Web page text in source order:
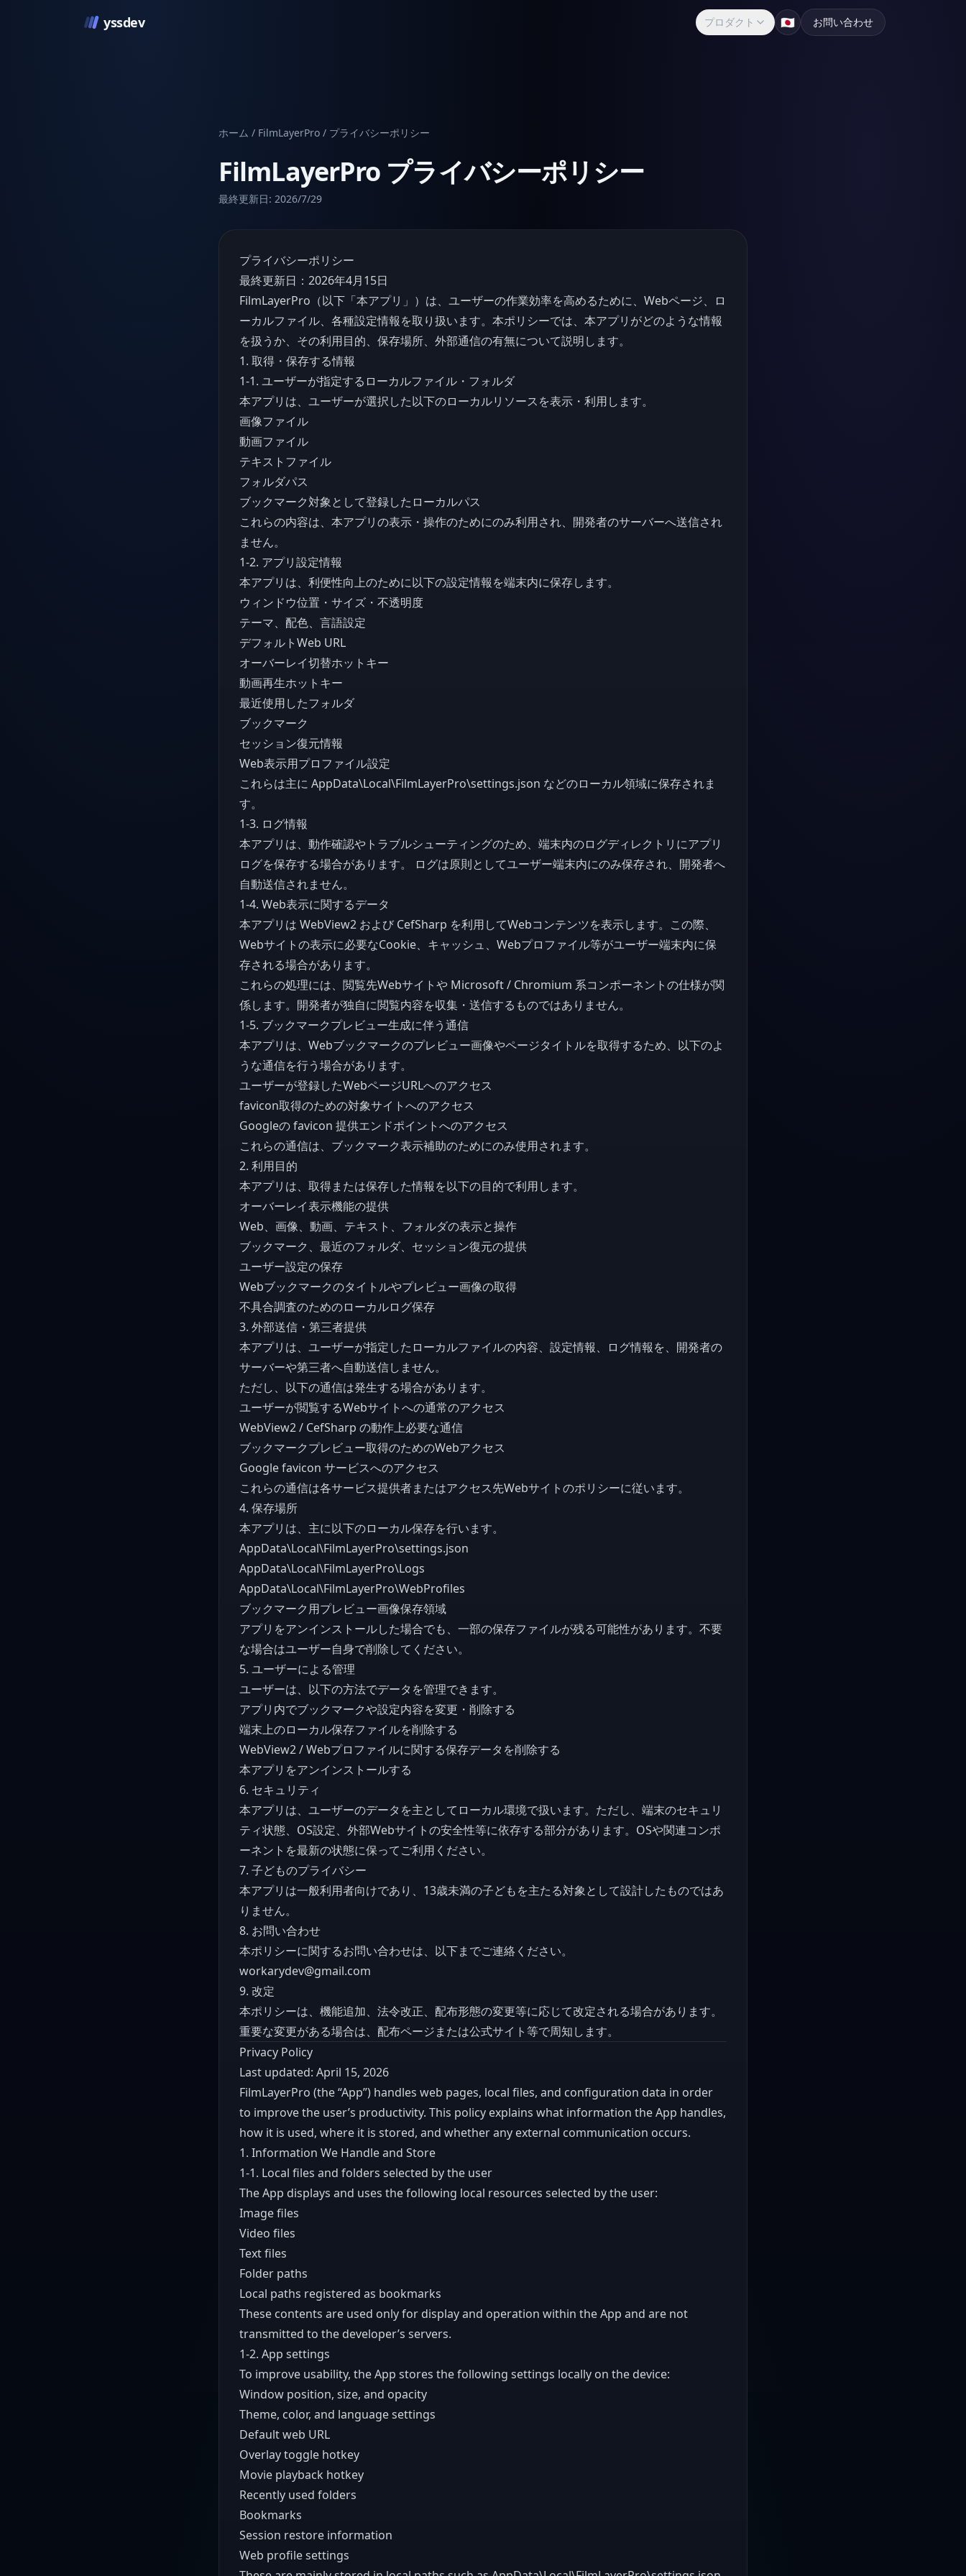
yssdev プロダクト 🇯🇵 お問い合わせ
ホーム / FilmLayerPro / プライバシーポリシー
FilmLayerPro プライバシーポリシー
最終更新日: 2026/7/29
プライバシーポリシー
最終更新日：2026年4月15日
FilmLayerPro（以下「本アプリ」）は、ユーザーの作業効率を高めるために、Webページ、ロ
ーカルファイル、各種設定情報を取り扱います。本ポリシーでは、本アプリがどのような情報
を扱うか、その利用目的、保存場所、外部通信の有無について説明します。
1. 取得・保存する情報
1-1. ユーザーが指定するローカルファイル・フォルダ
本アプリは、ユーザーが選択した以下のローカルリソースを表示・利用します。
画像ファイル
動画ファイル
テキストファイル
フォルダパス
ブックマーク対象として登録したローカルパス
これらの内容は、本アプリの表示・操作のためにのみ利用され、開発者のサーバーへ送信され
ません。
1-2. アプリ設定情報
本アプリは、利便性向上のために以下の設定情報を端末内に保存します。
ウィンドウ位置・サイズ・不透明度
テーマ、配色、言語設定
デフォルトWeb URL
オーバーレイ切替ホットキー
動画再生ホットキー
最近使用したフォルダ
ブックマーク
セッション復元情報
Web表示用プロファイル設定
これらは主に AppData\Local\FilmLayerPro\settings.json などのローカル領域に保存されま
す。
1-3. ログ情報
本アプリは、動作確認やトラブルシューティングのため、端末内のログディレクトリにアプリ
ログを保存する場合があります。 ログは原則としてユーザー端末内にのみ保存され、開発者へ
自動送信されません。
1-4. Web表示に関するデータ
本アプリは WebView2 および CefSharp を利用してWebコンテンツを表示します。この際、
Webサイトの表示に必要なCookie、キャッシュ、Webプロファイル等がユーザー端末内に保
存される場合があります。
これらの処理には、閲覧先Webサイトや Microsoft / Chromium 系コンポーネントの仕様が関
係します。開発者が独自に閲覧内容を収集・送信するものではありません。
1-5. ブックマークプレビュー生成に伴う通信
本アプリは、Webブックマークのプレビュー画像やページタイトルを取得するため、以下のよ
うな通信を行う場合があります。
ユーザーが登録したWebページURLへのアクセス
favicon取得のための対象サイトへのアクセス
Googleの favicon 提供エンドポイントへのアクセス
これらの通信は、ブックマーク表示補助のためにのみ使用されます。
2. 利用目的
本アプリは、取得または保存した情報を以下の目的で利用します。
オーバーレイ表示機能の提供
Web、画像、動画、テキスト、フォルダの表示と操作
ブックマーク、最近のフォルダ、セッション復元の提供
ユーザー設定の保存
Webブックマークのタイトルやプレビュー画像の取得
不具合調査のためのローカルログ保存
3. 外部送信・第三者提供
本アプリは、ユーザーが指定したローカルファイルの内容、設定情報、ログ情報を、開発者の
サーバーや第三者へ自動送信しません。
ただし、以下の通信は発生する場合があります。
ユーザーが閲覧するWebサイトへの通常のアクセス
WebView2 / CefSharp の動作上必要な通信
ブックマークプレビュー取得のためのWebアクセス
Google favicon サービスへのアクセス
これらの通信は各サービス提供者またはアクセス先Webサイトのポリシーに従います。
4. 保存場所
本アプリは、主に以下のローカル保存を行います。
AppData\Local\FilmLayerPro\settings.json
AppData\Local\FilmLayerPro\Logs
AppData\Local\FilmLayerPro\WebProfiles
ブックマーク用プレビュー画像保存領域
アプリをアンインストールした場合でも、一部の保存ファイルが残る可能性があります。不要
な場合はユーザー自身で削除してください。
5. ユーザーによる管理
ユーザーは、以下の方法でデータを管理できます。
アプリ内でブックマークや設定内容を変更・削除する
端末上のローカル保存ファイルを削除する
WebView2 / Webプロファイルに関する保存データを削除する
本アプリをアンインストールする
6. セキュリティ
本アプリは、ユーザーのデータを主としてローカル環境で扱います。ただし、端末のセキュリ
ティ状態、OS設定、外部Webサイトの安全性等に依存する部分があります。OSや関連コンポ
ーネントを最新の状態に保ってご利用ください。
7. 子どものプライバシー
本アプリは一般利用者向けであり、13歳未満の子どもを主たる対象として設計したものではあ
りません。
8. お問い合わせ
本ポリシーに関するお問い合わせは、以下までご連絡ください。
workarydev@gmail.com
9. 改定
本ポリシーは、機能追加、法令改正、配布形態の変更等に応じて改定される場合があります。
重要な変更がある場合は、配布ページまたは公式サイト等で周知します。
Privacy Policy
Last updated: April 15, 2026
FilmLayerPro (the “App”) handles web pages, local files, and configuration data in order
to improve the user’s productivity. This policy explains what information the App handles,
how it is used, where it is stored, and whether any external communication occurs.
1. Information We Handle and Store
1-1. Local files and folders selected by the user
The App displays and uses the following local resources selected by the user:
Image files
Video files
Text files
Folder paths
Local paths registered as bookmarks
These contents are used only for display and operation within the App and are not
transmitted to the developer’s servers.
1-2. App settings
To improve usability, the App stores the following settings locally on the device:
Window position, size, and opacity
Theme, color, and language settings
Default web URL
Overlay toggle hotkey
Movie playback hotkey
Recently used folders
Bookmarks
Session restore information
Web profile settings